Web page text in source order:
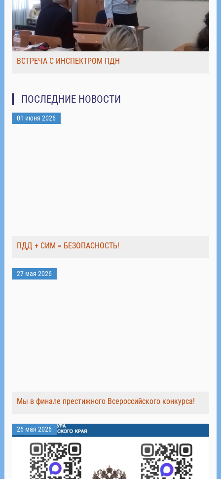
ВСТРЕЧА С ИНСПЕКТРОМ ПДН
ПОСЛЕДНИЕ НОВОСТИ
01 июня 2026
ПДД + СИМ = БЕЗОПАСНОСТЬ!
27 мая 2026
Мы в финале престижного Всероссийского конкурса!
26 мая 2026